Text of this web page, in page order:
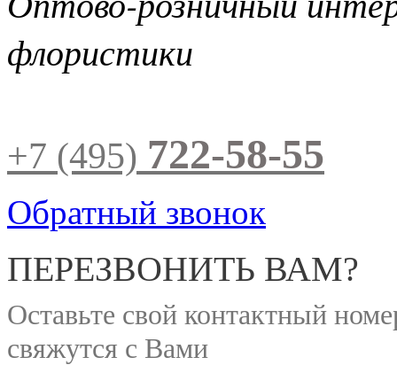
флористики
+7 (495) 722-58-55
Обратный звонок
ПЕРЕЗВОНИТЬ ВАМ?
Оставьте свой контактный
свяжутся с Вами